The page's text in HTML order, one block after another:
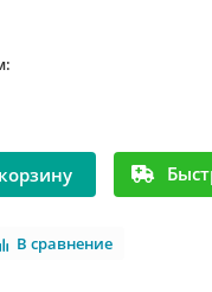
В сравнение